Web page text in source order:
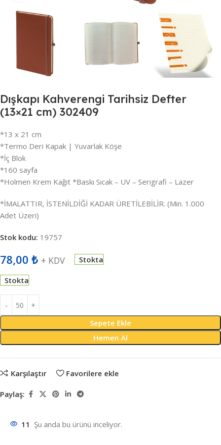
Dışkapı Kahverengi Tarihsiz Defter
(13×21 cm) 302409
*13 x 21 cm
*Termo Deri Kapak | Yuvarlak Köşe
*İç Blok
*160 sayfa
*Holmen Krem Kağıt *Baskı Sıcak – UV – Serigrafi – Lazer
*İMALATTIR, İSTENİLDİĞİ KADAR ÜRETİLEBİLİR. (Min. 1.000
Adet Üzeri)
Stok kodu: 19757
78,00 ₺ + KDV Stokta
Stokta
Sepete Ekle
Hemen Al
Karşılaştır Favorilere ekle
Paylaş:
11 Şu anda bu ürünü inceliyor.